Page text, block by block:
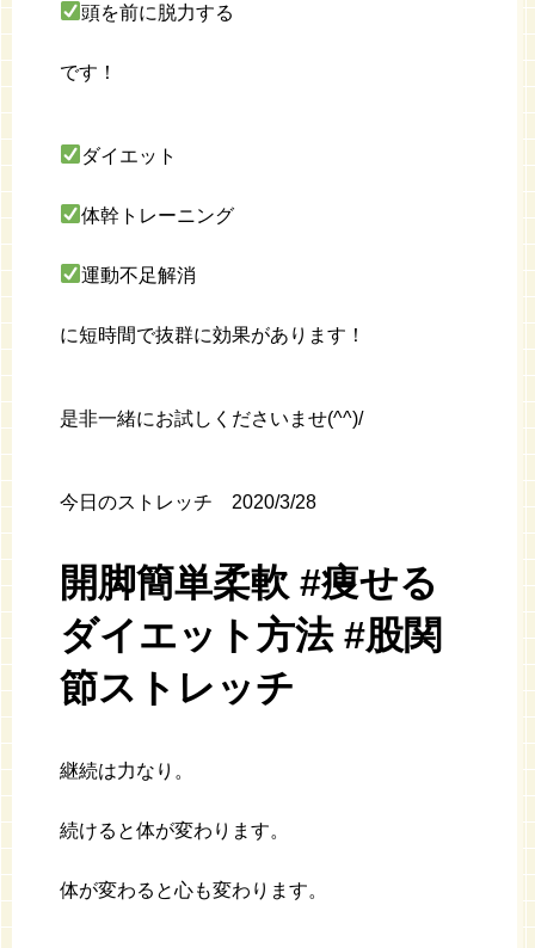
頭を前に脱力する
です！
ダイエット
体幹トレーニング
運動不足解消
に短時間で抜群に効果があります！
是非一緒にお試しくださいませ(^^)/
今日のストレッチ 2020/3/28
開脚簡単柔軟 #痩せる
ダイエット方法 #股関
節ストレッチ
継続は力なり。
続けると体が変わります。
体が変わると心も変わります。